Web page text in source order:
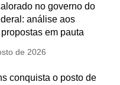
no governo do
análise aos
em pauta
de 2026
conquista o posto de